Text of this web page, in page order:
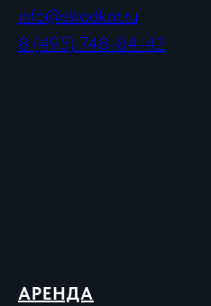
info@skladkar.ru
8 (495) 748-84-42
АРЕНДА